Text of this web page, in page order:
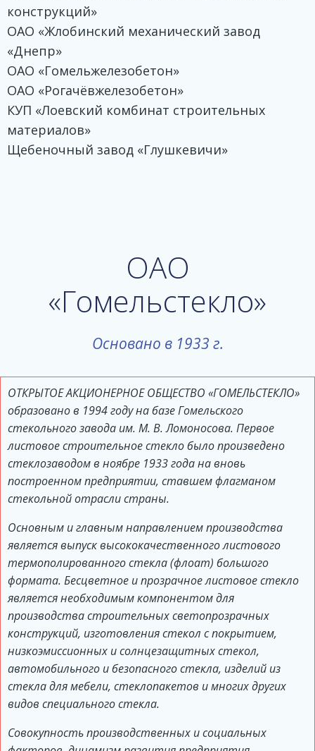
конструкций»
ОАО «Жлобинский механический завод
«Днепр»
ОАО «Гомельжелезобетон»
ОАО «Рогачёвжелезобетон»
КУП «Лоевский комбинат строительных
материалов»
Щебеночный завод «Глушкевичи»
ОАО
«Гомельстекло»
Основано в 1933 г.
ОТКРЫТОЕ АКЦИОНЕРНОЕ ОБЩЕСТВО «ГОМЕЛЬСТЕКЛО»
образовано в 1994 году на базе Гомельского
стекольного завода им. М. В. Ломоносова. Первое
листовое строительное стекло было произведено
стеклозаводом в ноябре 1933 года на вновь
построенном предприятии, ставшем флагманом
стекольной отрасли страны.
Основным и главным направлением производства
является выпуск высококачественного листового
термополированного стекла (флоат) большого
формата. Бесцветное и прозрачное листовое стекло
является необходимым компонентом для
производства строительных светопрозрачных
конструкций, изготовления стекол с покрытием,
низкоэмиссионных и солнцезащитных стекол,
автомобильного и безопасного стекла, изделий из
стекла для мебели, стеклопакетов и многих других
видов специального стекла.
Совокупность производственных и социальных